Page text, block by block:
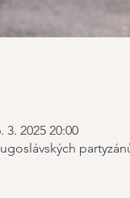
3. 2025 20:00